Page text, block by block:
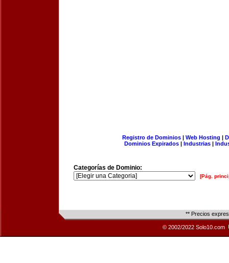
Registro de Dominios| Web Hosting |
Dominios Expirados | Industrias |
Categorías de Dominio:
[Pág.
** Precios
© 2002/2022 Solo10.com